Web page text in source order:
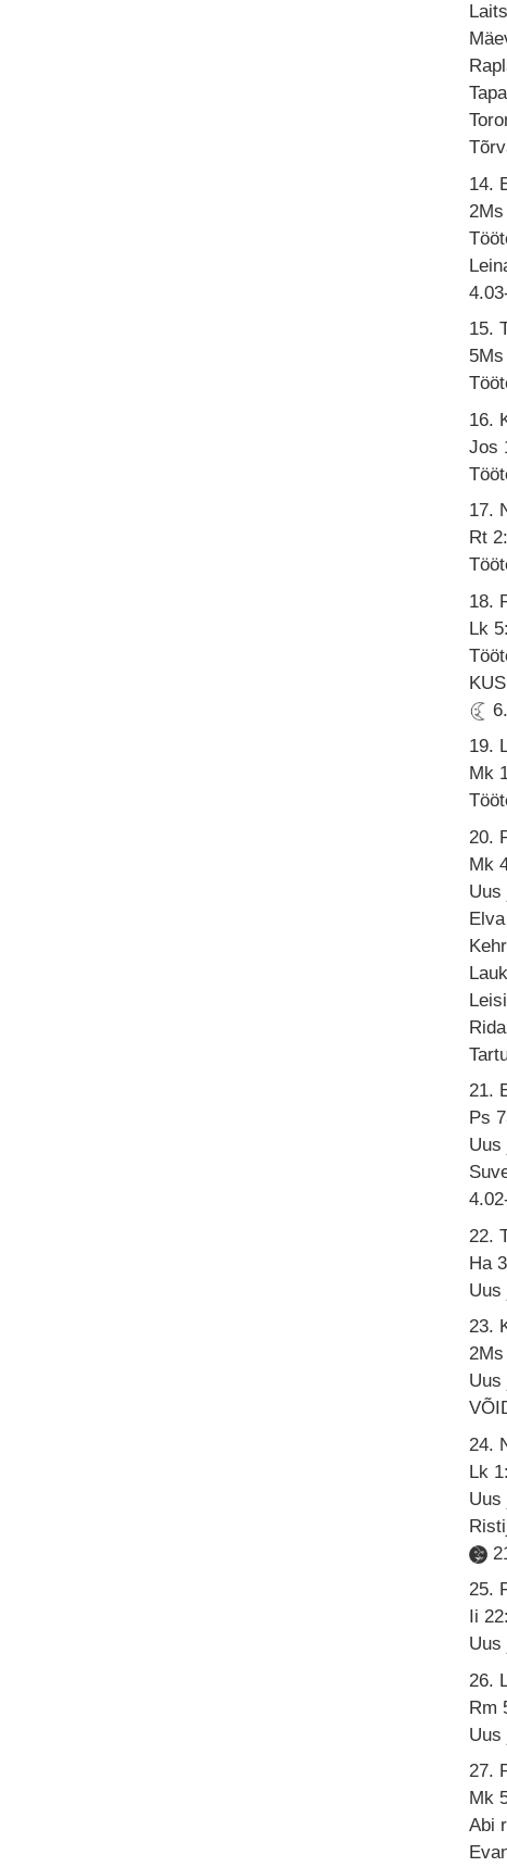
14.
15.
16.
Jos
17.
Rt
18.
Lk
19.
Mk
20.
Mk
Uus
21.
Ps
Uus
22.
Ha
Uus
23.
Uus
24.
Lk
Uus
25.
Ii
Uus
26.
Rm
Uus
27.
Mk
Abi